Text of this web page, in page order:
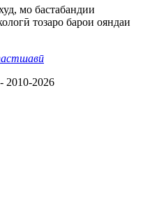
мо бастабандии
тозаро барои ояндаи
2010-2026